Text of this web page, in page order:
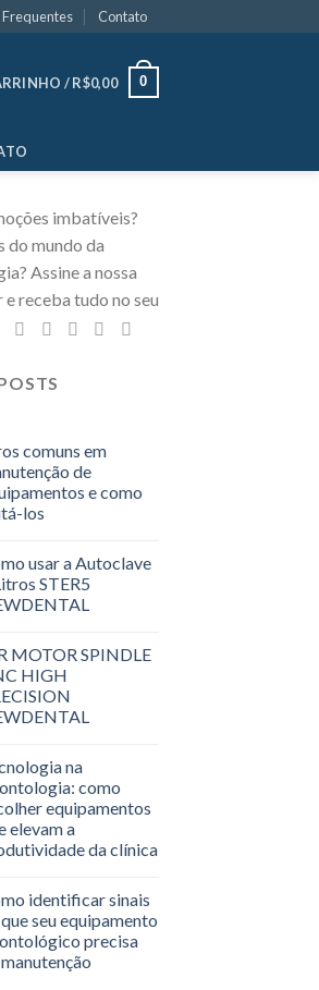
Contato
/R$0,00 0
imbatíveis?
do mundo da
Assine a nossa
receba tudo no seu
comuns em
de
e como
los
usar a Autoclave
STER5
MOTOR SPINDLE
HIGH
na
como
equipamentos
elevam a
da clínica
identificar sinais
seu equipamento
precisa